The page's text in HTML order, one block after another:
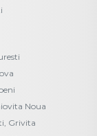
Noua
Grivita